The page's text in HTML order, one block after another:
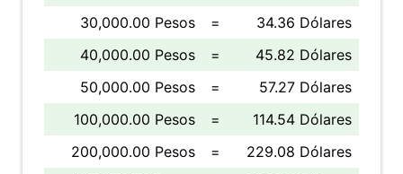
30,000.00 Pesos
=
34.36 Dólares
40,000.00 Pesos
=
45.82 Dólares
50,000.00 Pesos
=
57.27 Dólares
100,000.00 Pesos
=
114.54 Dólares
200,000.00 Pesos
=
229.08 Dólares